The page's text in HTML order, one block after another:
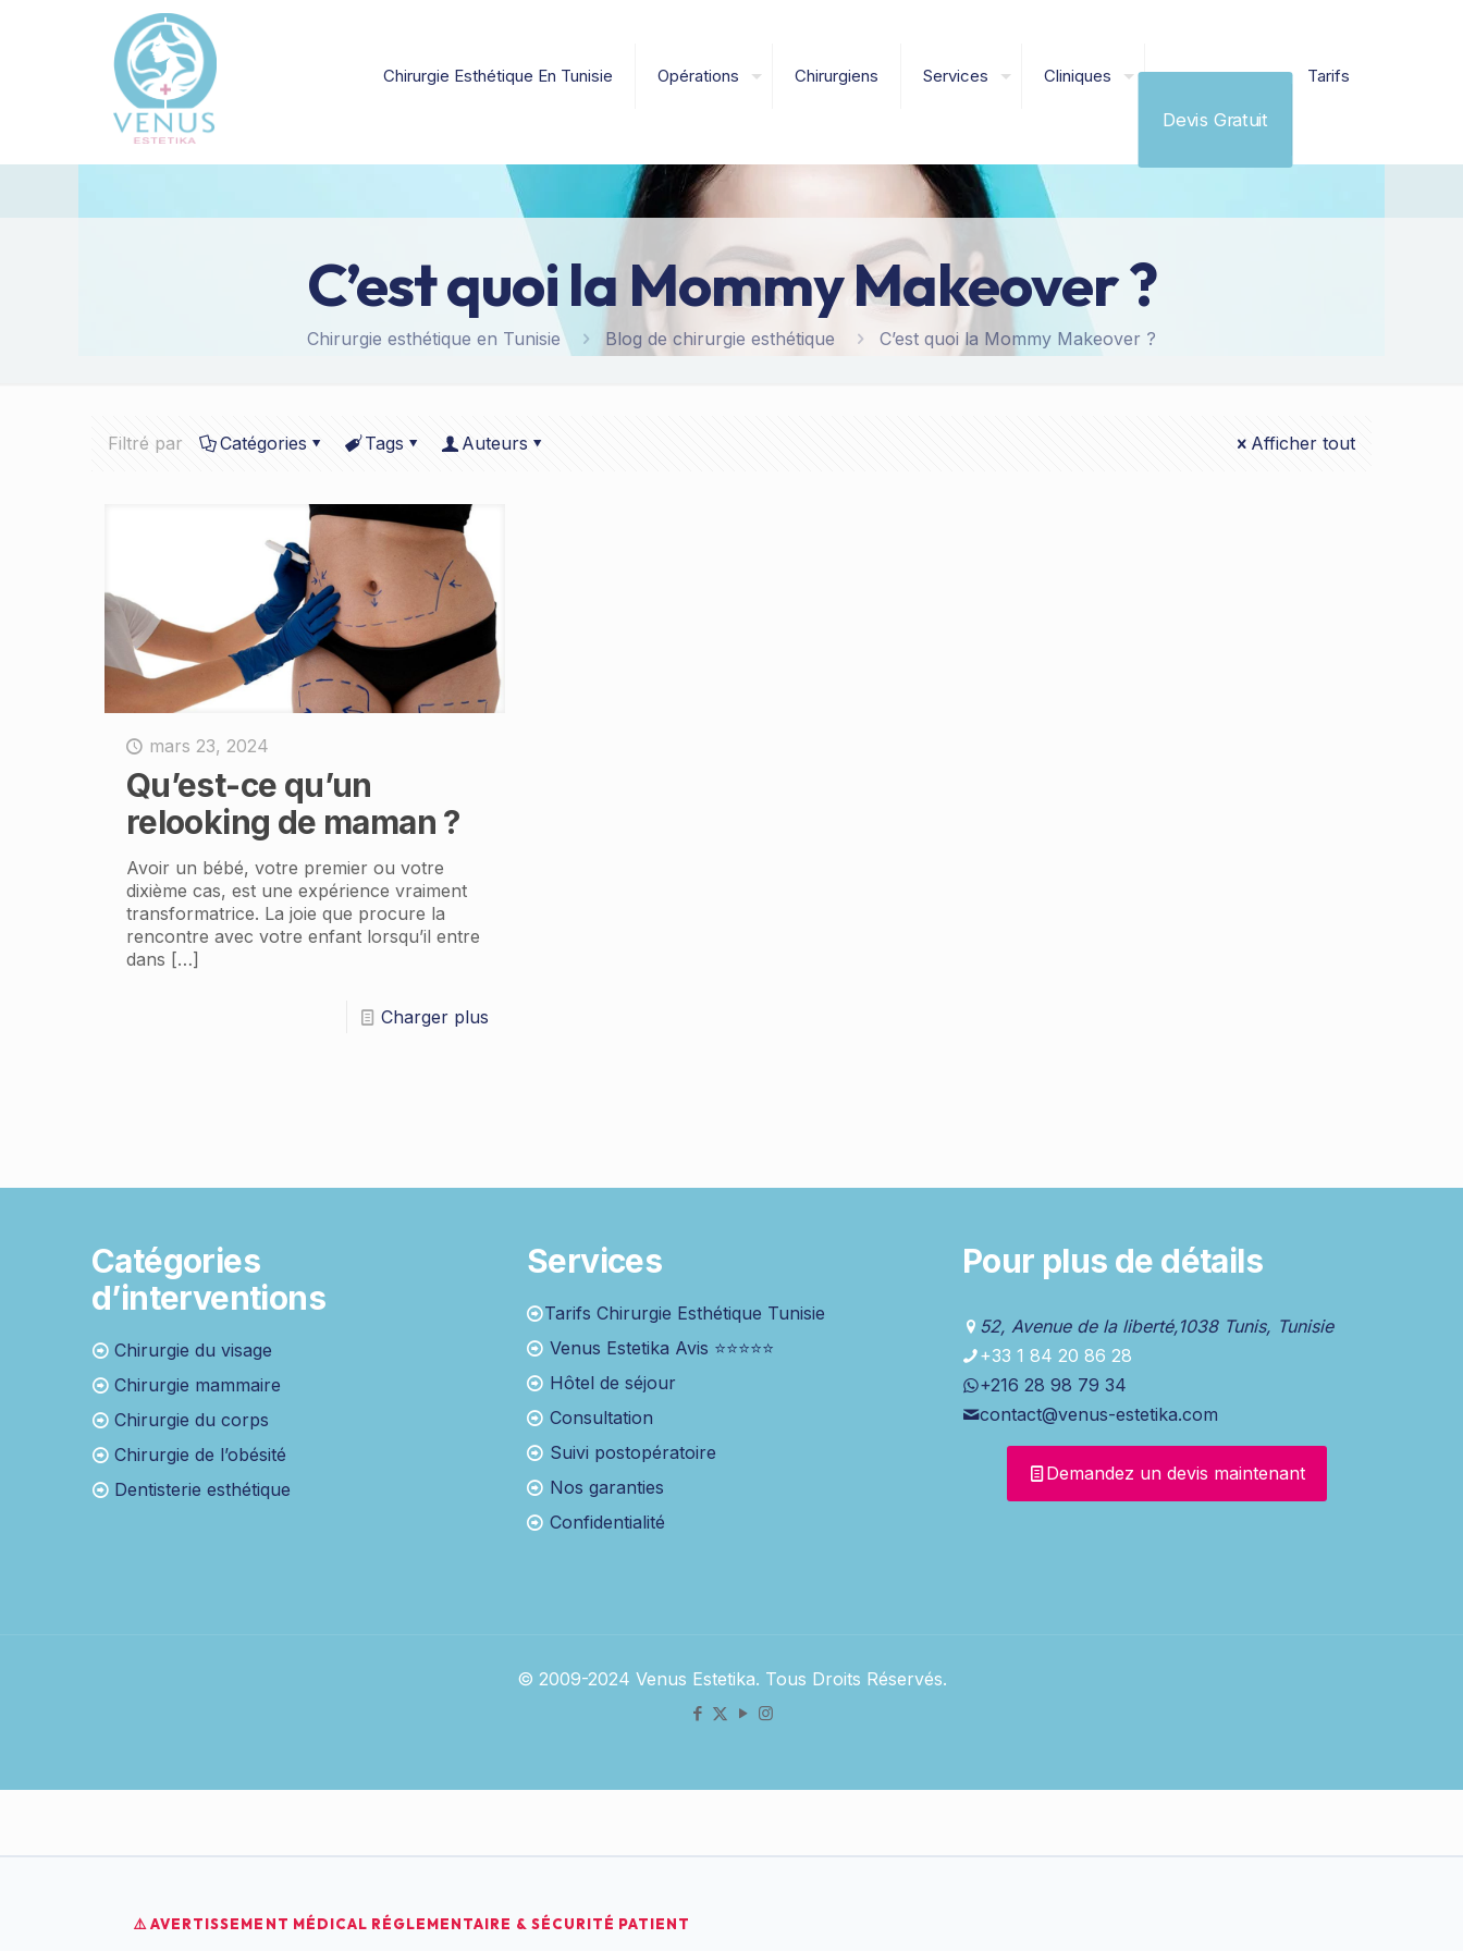
Chirurgie Esthétique En Tunisie Opérations Chirurgiens Services Cliniques
Devis Gratuit
Tarifs
C’est quoi la Mommy Makeover ?
Chirurgie esthétique en Tunisie Blog de chirurgie esthétique C’est quoi la Mommy Makeover ?
Filtré par Catégories Tags Auteurs Afficher tout
mars 23, 2024
Qu’est-ce qu’un
relooking de maman ?
Avoir un bébé, votre premier ou votre
dixième cas, est une expérience vraiment
transformatrice. La joie que procure la
rencontre avec votre enfant lorsqu’il entre
dans […]
Charger plus
Catégories
d’interventions
Chirurgie du visage
Chirurgie mammaire
Chirurgie du corps
Chirurgie de l’obésité
Dentisterie esthétique
Services
Tarifs Chirurgie Esthétique Tunisie
Venus Estetika Avis ⭐⭐⭐⭐⭐
Hôtel de séjour
Consultation
Suivi postopératoire
Nos garanties
Confidentialité
Pour plus de détails
52, Avenue de la liberté,1038 Tunis, Tunisie
+33 1 84 20 86 28
+216 28 98 79 34
contact@venus-estetika.com
Demandez un devis maintenant
© 2009-2024 Venus Estetika. Tous Droits Réservés.
⚠️ AVERTISSEMENT MÉDICAL RÉGLEMENTAIRE & SÉCURITÉ PATIENT